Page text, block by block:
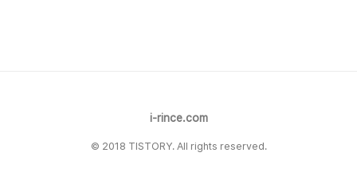
i-rince.com
© 2018 TISTORY. All rights reserved.